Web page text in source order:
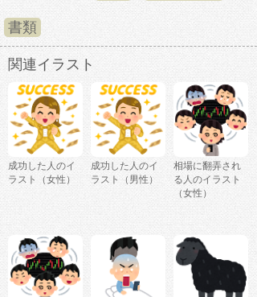
書類
関連イラスト
成功した人のイ
ラスト（女性）
成功した人のイ
ラスト（男性）
相場に翻弄され
る人のイラスト
（女性）